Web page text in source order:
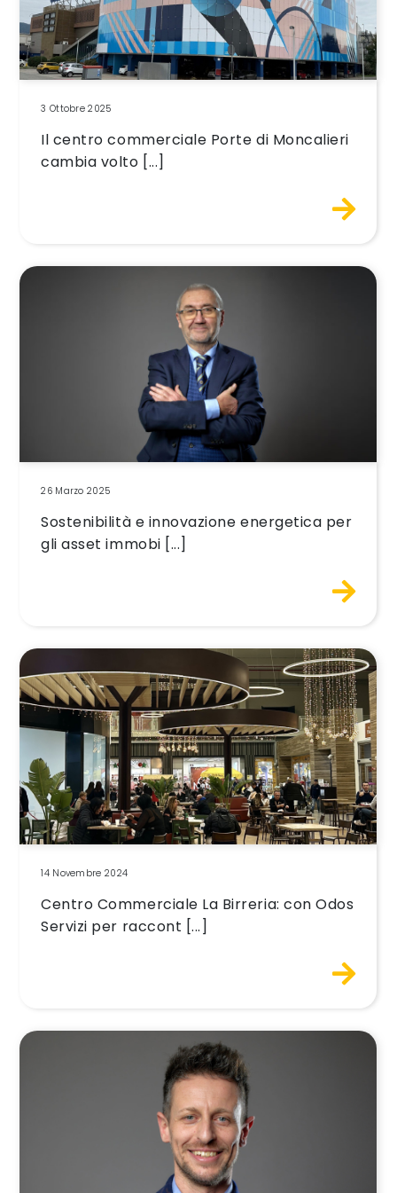
3 Ottobre 2025
Il centro commerciale Porte di Moncalieri
cambia volto [...]
26 Marzo 2025
Sostenibilità e innovazione energetica per
gli asset immobi [...]
14 Novembre 2024
Centro Commerciale La Birreria: con Odos
Servizi per raccont [...]